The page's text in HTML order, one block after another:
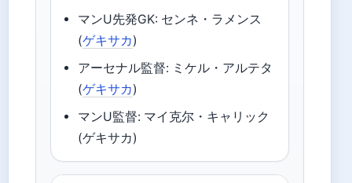
マンU先発GK: センネ・ラメンス
(ゲキサカ)
アーセナル監督: ミケル・アルテタ
(ゲキサカ)
マンU監督: マイ克尔・キャリック
(ゲキサカ)